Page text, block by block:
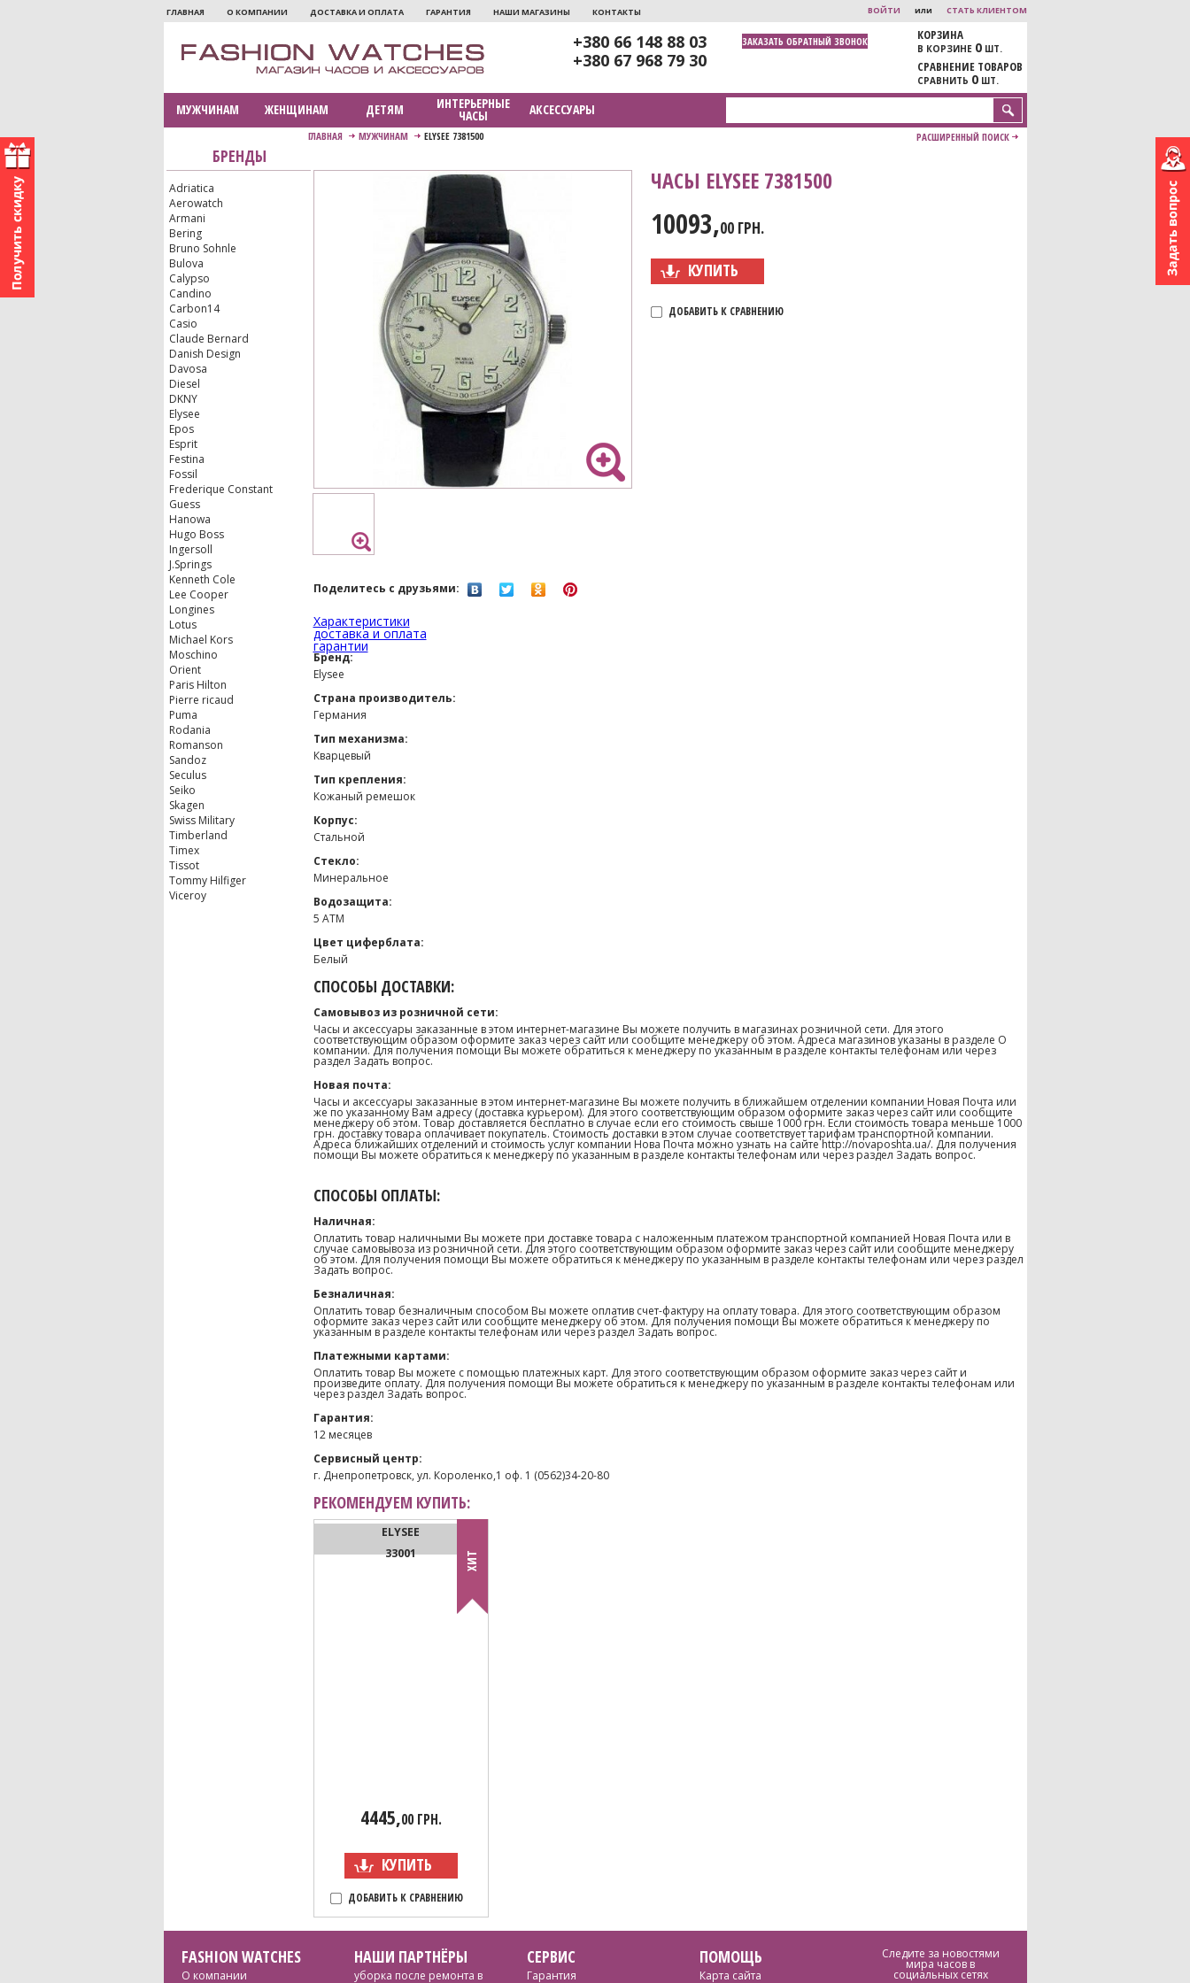
ГЛАВНАЯ О КОМПАНИИ ДОСТАВКА И ОПЛАТА ГАРАНТИЯ НАШИ МАГАЗИНЫ КОНТАКТЫ ВОЙТИ или СТАТЬ КЛИЕНТОМ
+380 66 148 88 03
+380 67 968 79 30
ЗАКАЗАТЬ ОБРАТНЫЙ ЗВОНОК КОРЗИНА
В КОРЗИНЕ 0ШТ.
СРАВНЕНИЕ ТОВАРОВ
СРАВНИТЬ 0ШТ.
МУЖЧИНАМ ЖЕНЩИНАМ ДЕТЯМ ИНТЕРЬЕРНЫЕ
ЧАСЫ АКСЕССУАРЫ
ГЛАВНАЯ МУЖЧИНАМ ELYSEE 7381500 РАСШИРЕННЫЙ ПОИСК
БРЕНДЫ
Adriatica
Aerowatch
Armani
Bering
Bruno Sohnle
Bulova
Calypso
Candino
Carbon14
Casio
Claude Bernard
Danish Design
Davosa
Diesel
DKNY
Elysee
Epos
Esprit
Festina
Fossil
Frederique Constant
Guess
Hanowa
Hugo Boss
Ingersoll
J.Springs
Kenneth Cole
Lee Cooper
Longines
Lotus
Michael Kors
Moschino
Orient
Paris Hilton
Pierre ricaud
Puma
Rodania
Romanson
Sandoz
Seculus
Seiko
Skagen
Swiss Military
Timberland
Timex
Tissot
Tommy Hilfiger
Viceroy
ЧАСЫ ELYSEE 7381500
10093,00 ГРН.
КУПИТЬ
ДОБАВИТЬ К СРАВНЕНИЮ
Поделитесь с друзьями:
Характеристики
доставка и оплата
гарантии
Бренд:
Elysee
Страна производитель:
Германия
Тип механизма:
Кварцевый
Тип крепления:
Кожаный ремешок
Корпус:
Стальной
Стекло:
Минеральное
Водозащита:
5 ATM
Цвет циферблата:
Белый
СПОСОБЫ ДОСТАВКИ:
Самовывоз из розничной сети:
Часы и аксессуары заказанные в этом интернет-магазине Вы можете получить в магазинах розничной сети. Для этого
соответствующим образом оформите заказ через сайт или сообщите менеджеру об этом. Адреса магазинов указаны в разделе О
компании. Для получения помощи Вы можете обратиться к менеджеру по указанным в разделе контакты телефонам или через
раздел Задать вопрос.
Новая почта:
Часы и аксессуары заказанные в этом интернет-магазине Вы можете получить в ближайшем отделении компании Новая Почта или
же по указанному Вам адресу (доставка курьером). Для этого соответствующим образом оформите заказ через сайт или сообщите
менеджеру об этом. Товар доставляется бесплатно в случае если его стоимость свыше 1000 грн. Если стоимость товара меньше 1000
грн. доставку товара оплачивает покупатель. Стоимость доставки в этом случае соответствует тарифам транспортной компании.
Адреса ближайших отделений и стоимость услуг компании Нова Почта можно узнать на сайте http://novaposhta.ua/. Для получения
помощи Вы можете обратиться к менеджеру по указанным в разделе контакты телефонам или через раздел Задать вопрос.
СПОСОБЫ ОПЛАТЫ:
Наличная:
Оплатить товар наличными Вы можете при доставке товара с наложенным платежом транспортной компанией Новая Почта или в
случае самовывоза из розничной сети. Для этого соответствующим образом оформите заказ через сайт или сообщите менеджеру
об этом. Для получения помощи Вы можете обратиться к менеджеру по указанным в разделе контакты телефонам или через раздел
Задать вопрос.
Безналичная:
Оплатить товар безналичным способом Вы можете оплатив счет-фактуру на оплату товара. Для этого соответствующим образом
оформите заказ через сайт или сообщите менеджеру об этом. Для получения помощи Вы можете обратиться к менеджеру по
указанным в разделе контакты телефонам или через раздел Задать вопрос.
Платежными картами:
Оплатить товар Вы можете с помощью платежных карт. Для этого соответствующим образом оформите заказ через сайт и
произведите оплату. Для получения помощи Вы можете обратиться к менеджеру по указанным в разделе контакты телефонам или
через раздел Задать вопрос.
Гарантия:
12 месяцев
Сервисный центр:
г. Днепропетровск, ул. Короленко,1 оф. 1 (0562)34-20-80
РЕКОМЕНДУЕМ КУПИТЬ:
ХИТ
ELYSEE
33001
4445,00 ГРН.
КУПИТЬ
ДОБАВИТЬ К СРАВНЕНИЮ
FASHION WATCHES
О компании
НАШИ ПАРТНЁРЫ
уборка после ремонта в
СЕРВИС
Гарантия
ПОМОЩЬ
Карта сайта
Следите за новостями
мира часов в
социальных сетях